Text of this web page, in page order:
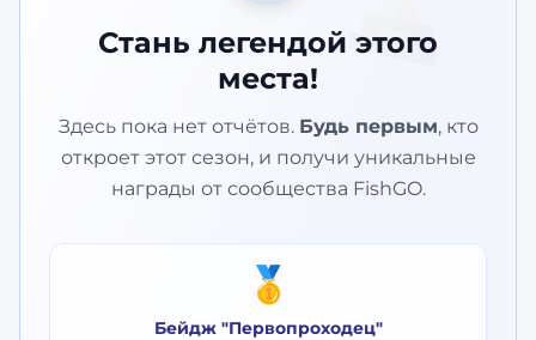
Стань легендой этого
места!
Здесь пока нет отчётов. Будь первым, кто
откроет этот сезон, и получи уникальные
награды от сообщества FishGO.
🥇
Бейдж "Первопроходец"